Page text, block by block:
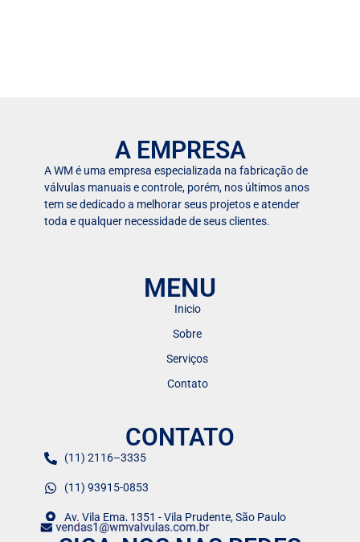
A EMPRESA
A WM é uma empresa especializada na fabricação de
válvulas manuais e controle, porém, nos últimos anos
tem se dedicado a melhorar seus projetos e atender
toda e qualquer necessidade de seus clientes.
MENU
Inicio
Sobre
Serviços
Contato
CONTATO
(11) 2116–3335
(11) 93915-0853
Av. Vila Ema, 1351 - Vila Prudente, São Paulo